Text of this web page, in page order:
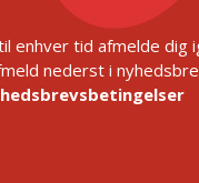
enhver tid afmelde dig
nederst i